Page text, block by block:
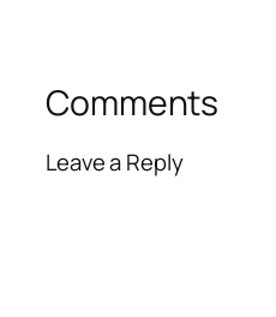
Comments
Leave a Reply